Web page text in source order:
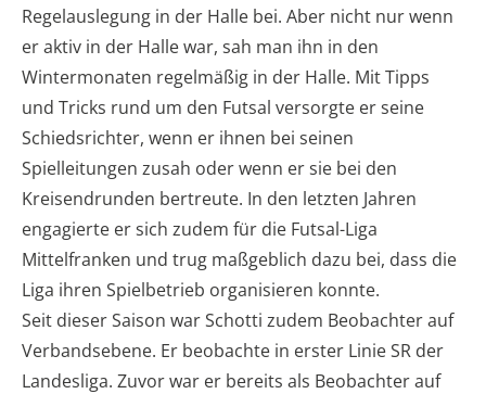
Regelauslegung in der Halle bei. Aber nicht nur wenn
er aktiv in der Halle war, sah man ihn in den
Wintermonaten regelmäßig in der Halle. Mit Tipps
und Tricks rund um den Futsal versorgte er seine
Schiedsrichter, wenn er ihnen bei seinen
Spielleitungen zusah oder wenn er sie bei den
Kreisendrunden bertreute. In den letzten Jahren
engagierte er sich zudem für die Futsal-Liga
Mittelfranken und trug maßgeblich dazu bei, dass die
Liga ihren Spielbetrieb organisieren konnte.
Seit dieser Saison war Schotti zudem Beobachter auf
Verbandsebene. Er beobachte in erster Linie SR der
Landesliga. Zuvor war er bereits als Beobachter auf